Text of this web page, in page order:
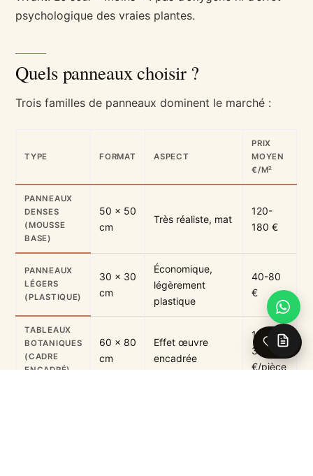
psychologique des vraies plantes.
Quels panneaux choisir ?
Trois familles de panneaux dominent le marché :
TYPE FORMAT ASPECT
PRIX
MOYEN
€/M²
PANNEAUX
DENSES
(MOUSSE
BASE)
50 × 50
cm
Très réaliste, mat
120-
180 €
PANNEAUX
LÉGERS
(PLASTIQUE)
30 × 30
cm
Économique,
légèrement
plastique
40-80
€
TABLEAUX
BOTANIQUES
(CADRE
ENCADRÉ)
60 × 80
cm
Effet œuvre
encadrée
180-
300
€/pièce
0